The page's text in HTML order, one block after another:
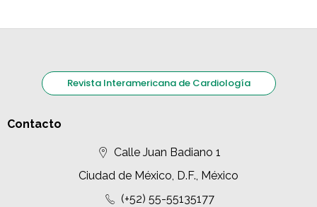
Revista Interamericana de Cardiología
Contacto
Calle Juan Badiano 1
Ciudad de México, D.F., México
(+52) 55-55135177